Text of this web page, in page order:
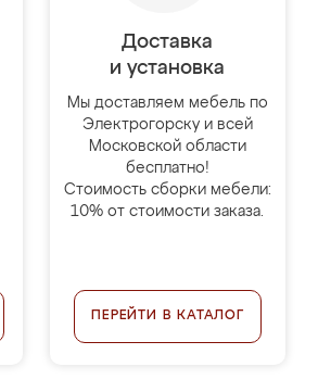
Доставка
и установка
Мы доставляем мебель по
Электрогорску и всей
Московской области
бесплатно!
Стоимость сборки мебели:
10% от стоимости заказа.
ПЕРЕЙТИ В КАТАЛОГ